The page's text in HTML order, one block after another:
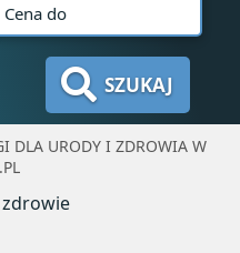
Cena do
SZUKAJ
DLA URODY I ZDROWIA W